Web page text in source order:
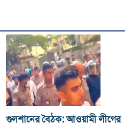
গুলশানের বৈঠক: আওয়ামী লীগের